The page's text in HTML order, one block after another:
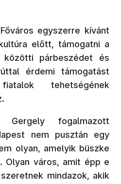
egyszerre kívánt
előtt, támogatni a
közötti párbeszédet és
érdemi támogatást
tehetségének
Gergely fogalmazott
nem pusztán egy
olyan, amelyik büszke
Olyan város, amit épp e
mindazok, akik